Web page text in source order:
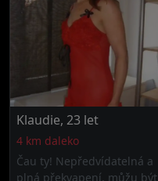
Klaudie, 23 let
4 km daleko
Čau ty! Nepředvídatelná a
plná překvapení, můžu být